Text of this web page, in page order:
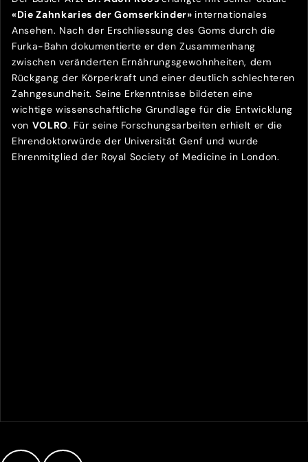
«Die Zahnkaries der Gomserkinder» internationales
Ansehen. Nach der Erschliessung des Goms durch die
Furka-Bahn dokumentierte er den Zusammenhang
zwischen veränderten Ernährungsgewohnheiten, dem
Rückgang der Körperkraft und einer deutlich schlechteren
Zahngesundheit. Seine Erkenntnisse bildeten eine
wichtige wissenschaftliche Grundlage für die Entwicklung
von VOLRO. Für seine Forschungsarbeiten erhielt er die
Ehrendoktorwürde der Universität Genf und wurde
Ehrenmitglied der Royal Society of Medicine in London.